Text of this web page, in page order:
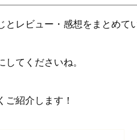
とレビュー・感想をまとめて
てくださいね。
ご紹介します！